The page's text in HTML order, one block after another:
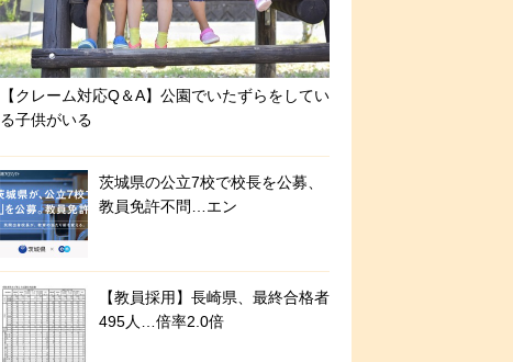
【クレーム対応Q＆A】公園でいたずらをしてい
る子供がいる
茨城県の公立7校で校長を公募、
教員免許不問…エン
【教員採用】長崎県、最終合格者
495人…倍率2.0倍